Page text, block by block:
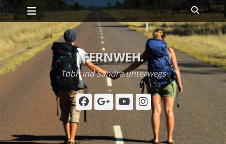
Zum
Inhalt
springen
Primäres Menü Suchen
FERNWEH.
Tobi und Sandra unterwegs
Facebook
Googleplus
YouTube
Instagram